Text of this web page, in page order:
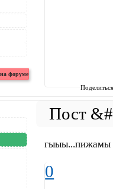
гыыы...пижамы
0